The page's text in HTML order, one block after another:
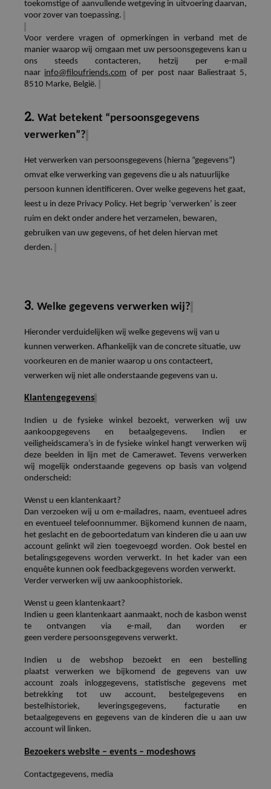
toekomstige of aanvullende wetgeving in uitvoering daarvan,
voor zover van toepassing.
Voor verdere vragen of opmerkingen in verband met de
manier waarop wij omgaan met uw persoonsgegevens kan u
ons steeds contacteren, hetzij per e-mail
naar info@filoufriends.com of per post naar Baliestraat 5,
8510 Marke, België.
2. Wat betekent “persoonsgegevens
verwerken”?
Het verwerken van persoonsgegevens (hierna “gegevens”)
omvat elke verwerking van gegevens die u als natuurlijke
persoon kunnen identificeren. Over welke gegevens het gaat,
leest u in deze Privacy Policy. Het begrip ‘verwerken’ is zeer
ruim en dekt onder andere het verzamelen, bewaren,
gebruiken van uw gegevens, of het delen hiervan met
derden.
3. Welke gegevens verwerken wij?
Hieronder verduidelijken wij welke gegevens wij van u
kunnen verwerken. Afhankelijk van de concrete situatie, uw
voorkeuren en de manier waarop u ons contacteert,
verwerken wij niet alle onderstaande gegevens van u.
Klantengegevens
Indien u de fysieke winkel bezoekt, verwerken wij
uw
aankoopgegevens en betaalgegevens.
Indien
er
veiligheidscamera’s in de fysieke winkel hangt verwerken wij
deze beelden in lijn met de Camerawet. Tevens verwerken
wij mogelijk onderstaande gegevens op basis van volgend
onderscheid:
Wenst u een klantenkaart?
Dan verzoeken wij u om e-mailadres, naam, eventueel adres
en eventueel telefoonnummer. Bijkomend kunnen de naam,
het geslacht en de geboortedatum van kinderen die u aan uw
account gelinkt wil zien toegevoegd worden. Ook bestel en
betalingsgegevens worden verwerkt. In het kader van een
enquête kunnen ook feedbackgegevens worden verwerkt.
Verder verwerken wij uw aankoophistoriek.
Wenst u geen klantenkaart?
Indien u geen klantenkaart aanmaakt, noch de kasbon wenst
te ontvangen via e-mail, dan worden er
geen verdere persoonsgegevens verwerkt.
Indien u de webshop bezoekt
en een bestelling
plaatst
verwerken we
bijkomend de gegevens van uw
account zoals inloggegevens, statistische gegevens met
betrekking tot uw account, bestelgegevens en
bestelhistoriek, leveringsgegevens, facturatie en
betaalgegevens en gegevens van de kinderen die u aan uw
account wil linken.
Bezoekers website – events – modeshows
Contactgegevens, media